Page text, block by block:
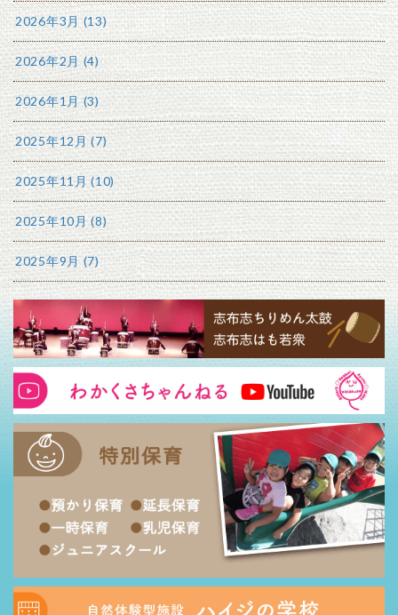
2026年3月 (13)
2026年2月 (4)
2026年1月 (3)
2025年12月 (7)
2025年11月 (10)
2025年10月 (8)
2025年9月 (7)